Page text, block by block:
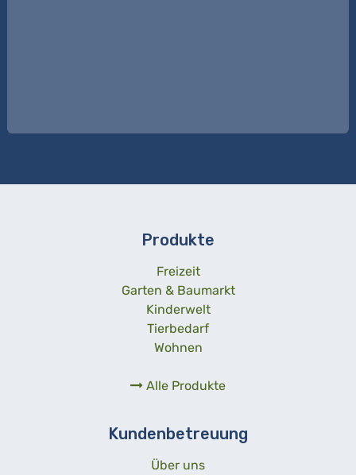
Produkte
Freizeit
Garten & Baumarkt
Kinderwelt
Tierbedarf
Wohnen
Alle Produkte
Kundenbetreuung
Über uns